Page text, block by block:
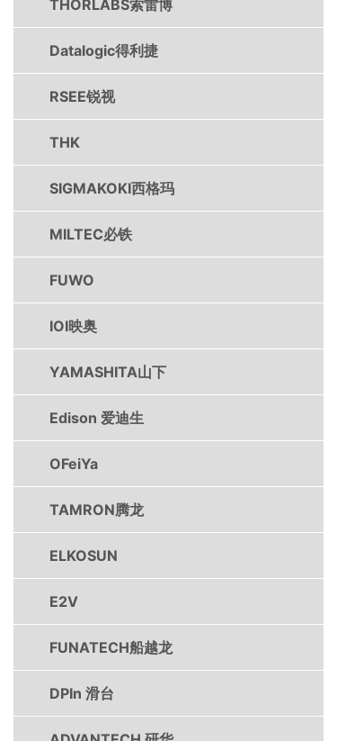
THORLABS索雷博
Datalogic得利捷
RSEE锐视
THK
SIGMAKOKI西格玛
MILTEC必铁
FUWO
IOI映奥
YAMASHITA山下
Edison 爱迪生
OFeiYa
TAMRON腾龙
ELKOSUN
E2V
FUNATECH船越龙
DPIn 滑台